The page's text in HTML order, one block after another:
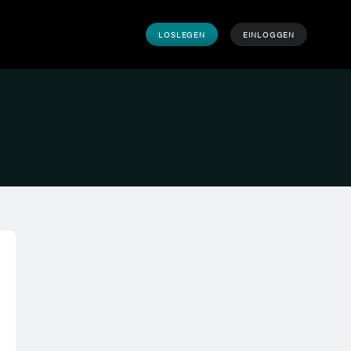
LOSLEGEN EINLOGGEN